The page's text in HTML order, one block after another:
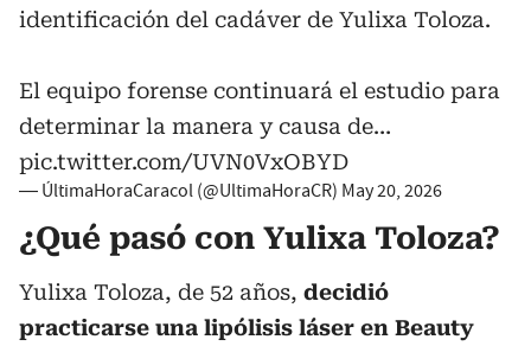
identificación del cadáver de Yulixa Toloza.
El equipo forense continuará el estudio para
determinar la manera y causa de…
pic.twitter.com/UVN0VxOBYD
— ÚltimaHoraCaracol (@UltimaHoraCR) May 20, 2026
¿Qué pasó con Yulixa Toloza?
Yulixa Toloza, de 52 años, decidió
practicarse una lipólisis láser en Beauty